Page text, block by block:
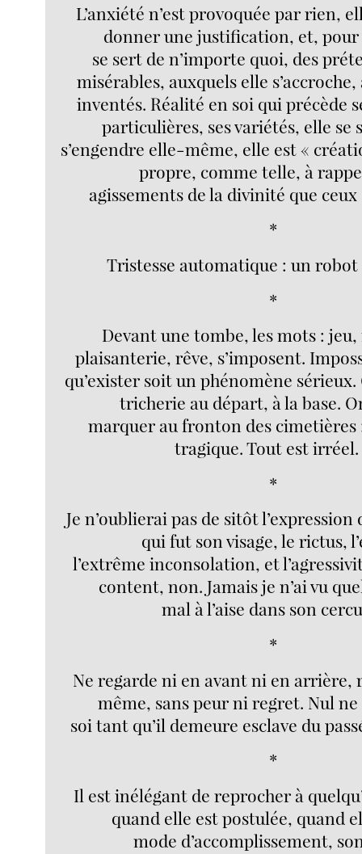
L’anxiété n’est provoquée par rien,
donner une justification, et, pour
se sert de n’importe quoi, des
misérables, auxquels elle
inventés. Réalité en soi qui précède
particulières, ses variétés, elle se
s’engendre elle-même, elle est «
propre, comme telle, à
agissements de la divinité que ceux
*
Tristesse automatique : un robot
*
Devant une tombe, les mots :
plaisanterie, rêve, s’imposent.
qu’exister soit un phénomène
tricherie au départ, à la base.
marquer au fronton des cimetières
tragique. Tout est irréel.
*
Je n’oublierai pas de sitôt l’expression
qui fut son visage, le rictus,
l’extrême inconsolation, et
content, non. Jamais je n’ai vu
mal à l’aise dans son
*
Ne regarde ni en avant ni en arrière,
même, sans peur ni regret. Nul ne
soi tant qu’il demeure esclave du
*
Il est inélégant de reprocher à
quand elle est postulée, quand
mode d’accomplissement,